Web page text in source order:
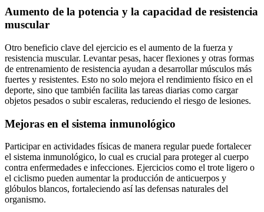
Aumento de la potencia y la capacidad de resistencia
muscular
Otro beneficio clave del ejercicio es el aumento de la fuerza y
resistencia muscular. Levantar pesas, hacer flexiones y otras formas
de entrenamiento de resistencia ayudan a desarrollar músculos más
fuertes y resistentes. Esto no solo mejora el rendimiento físico en el
deporte, sino que también facilita las tareas diarias como cargar
objetos pesados o subir escaleras, reduciendo el riesgo de lesiones.
Mejoras en el sistema inmunológico
Participar en actividades físicas de manera regular puede fortalecer
el sistema inmunológico, lo cual es crucial para proteger al cuerpo
contra enfermedades e infecciones. Ejercicios como el trote ligero o
el ciclismo pueden aumentar la producción de anticuerpos y
glóbulos blancos, fortaleciendo así las defensas naturales del
organismo.